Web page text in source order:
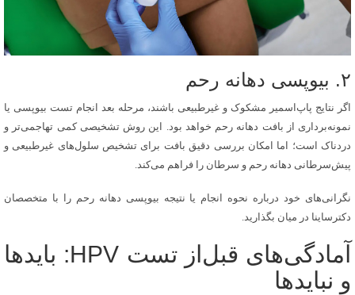
۲. بیوپسی دهانه رحم
اگر نتایج پاپ‌اسمیر مشکوک و غیرطبیعی باشند، مرحله بعد انجام تست بیوپسی یا
نمونه‌برداری از بافت دهانه رحم خواهد بود. این روش تشخیصی کمی تهاجمی‌تر و
دردناک است؛ اما امکان بررسی دقیق بافت برای تشخیص سلول‌های غیرطبیعی و
پیش‌سرطانی دهانه رحم و سرطان را فراهم می‌کند.
نگرانی‌های خود درباره نحوه انجام یا نتیجه بیوپسی دهانه رحم را با متخصصان
دکترساینا در میان بگذارید.
آمادگی‌های قبل‌از تست HPV: بایدها
و نبایدها